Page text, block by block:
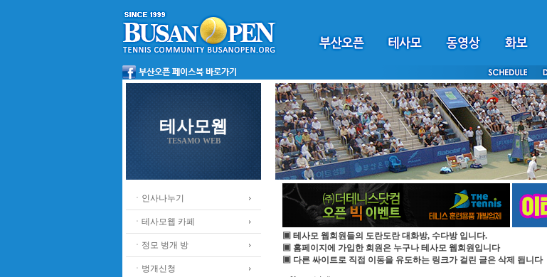
테사모웹
TESAMO WEB
ㆍ인사나누기
ㆍ테사모웹 카페
ㆍ정모 벙개 방
ㆍ벙개신청
▣ 테사모 웹회원들의 도란도란 대화방, 수다방 입니다.
▣ 홈페이지에 가입한 회원은 누구나 테사모 웹회원입니다
▣ 다른 싸이트로 직접 이동을 유도하는 링크가 걸린 글은 삭제 됩니다